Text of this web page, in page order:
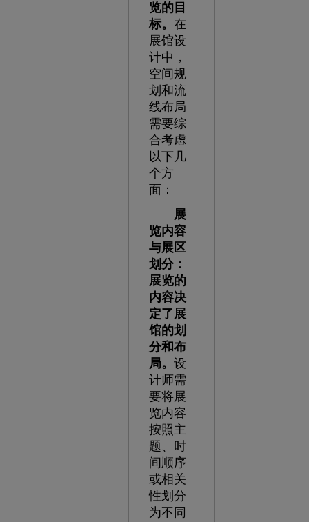
览的目
标。 在
展馆设
计中，
空间规
划和流
线布局
需要综
合考虑
以下几
个方
面：
展
览内容
与展区
划分：
展览的
内容决
定了展
馆的划
分和布
局。 设
计师需
要将展
览内容
按照主
题、时
间顺序
或相关
性划分
为不同